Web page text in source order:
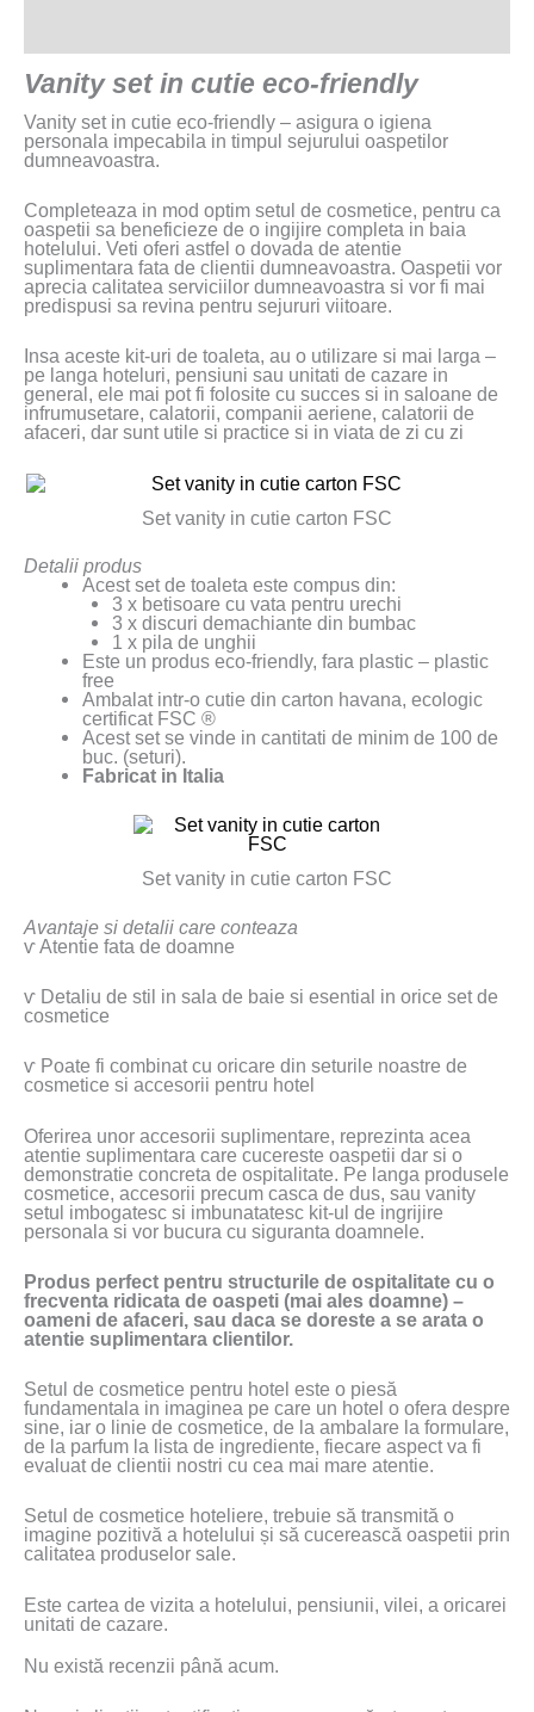
Vanity set in cutie eco-friendly
Vanity set in cutie eco-friendly – asigura o igiena
personala impecabila in timpul sejurului oaspetilor
dumneavoastra.
Completeaza in mod optim setul de cosmetice, pentru ca
oaspetii sa beneficieze de o ingijire completa in baia
hotelului. Veti oferi astfel o dovada de atentie
suplimentara fata de clientii dumneavoastra. Oaspetii vor
aprecia calitatea serviciilor dumneavoastra si vor fi mai
predispusi sa revina pentru sejururi viitoare.
Insa aceste kit-uri de toaleta, au o utilizare si mai larga –
pe langa hoteluri, pensiuni sau unitati de cazare in
general, ele mai pot fi folosite cu succes si in saloane de
infrumusetare, calatorii, companii aeriene, calatorii de
afaceri, dar sunt utile si practice si in viata de zi cu zi
Set vanity in cutie carton FSC
Detalii produs
Acest set de toaleta este compus din:
3 x betisoare cu vata pentru urechi
3 x discuri demachiante din bumbac
1 x pila de unghii
Este un produs eco-friendly, fara plastic – plastic
free
Ambalat intr-o cutie din carton havana, ecologic
certificat FSC®
Acest set se vinde in cantitati de minim de 100 de
buc. (seturi).
Fabricat in Italia
Set vanity in cutie carton FSC
Avantaje si detalii care conteaza
ⱱ Atentie fata de doamne
ⱱ Detaliu de stil in sala de baie si esential in orice set de
cosmetice
ⱱ Poate fi combinat cu oricare din seturile noastre de
cosmetice si accesorii pentru hotel
Oferirea unor accesorii suplimentare, reprezinta acea
atentie suplimentara care cucereste oaspetii dar si o
demonstratie concreta de ospitalitate. Pe langa produsele
cosmetice, accesorii precum casca de dus, sau vanity
setul imbogatesc si imbunatatesc kit-ul de ingrijire
personala si vor bucura cu siguranta doamnele.
Produs perfect pentru structurile de ospitalitate cu o
frecventa ridicata de oaspeti (mai ales doamne) –
oameni de afaceri, sau daca se doreste a se arata o
atentie suplimentara clientilor.
Setul de cosmetice pentru hotel este o piesă
fundamentala in imaginea pe care un hotel o ofera despre
sine, iar o linie de cosmetice, de la ambalare la formulare,
de la parfum la lista de ingrediente, fiecare aspect va fi
evaluat de clientii nostri cu cea mai mare atentie.
Setul de cosmetice hoteliere, trebuie să transmită o
imagine pozitivă a hotelului și să cucerească oaspetii prin
calitatea produselor sale.
Este cartea de vizita a hotelului, pensiunii, vilei, a oricarei
unitati de cazare.
Nu există recenzii până acum.